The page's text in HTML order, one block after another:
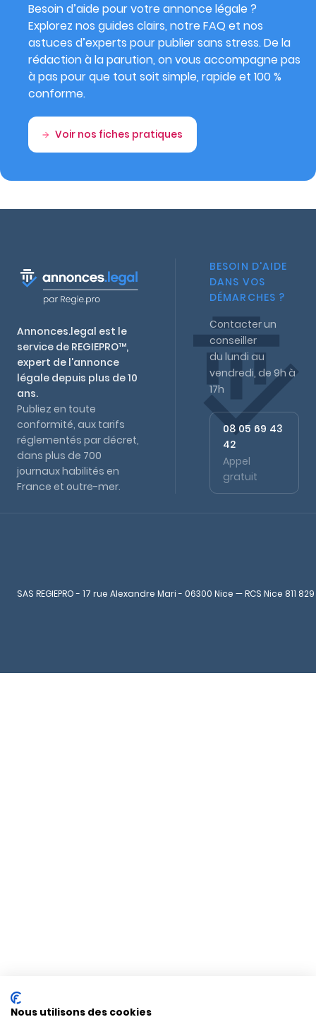
Besoin d’aide pour votre annonce légale ?
Explorez nos guides clairs, notre FAQ et nos
astuces d’experts pour publier sans stress. De la
rédaction à la parution, on vous accompagne pas
à pas pour que tout soit simple, rapide et 100 %
conforme.
Voir nos fiches pratiques
Annonces.legal est le
service de REGIEPRO™,
expert de l'annonce
légale depuis plus de 10
ans.
Publiez en toute
conformité, aux tarifs
réglementés par décret,
dans plus de 700
journaux habilités en
France et outre-mer.
BESOIN D'AIDE
DANS VOS
DÉMARCHES ?
Contacter un
conseiller
du lundi au
vendredi, de 9h à
17h
08 05 69 43
42
Appel
gratuit
SAS REGIEPRO - 17 rue Alexandre Mari - 06300 Nice — RCS Nice 811
Nous utilisons des cookies